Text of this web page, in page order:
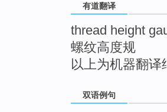
有道翻译
thread height
螺纹高度规
以上为机器翻
双语例句